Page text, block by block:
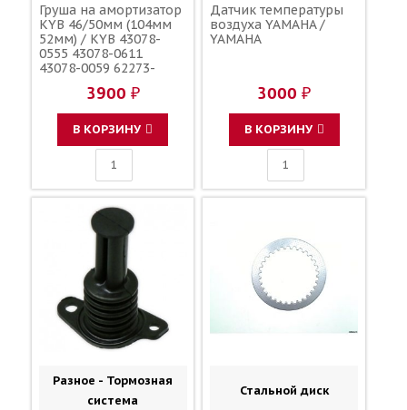
Груша на амортизатор
KYB 46/50мм (104мм
52мм) / KYB 43078-
0555 43078-0611
43078-0059 62273-
3900 ₽
В КОРЗИНУ
Датчик температуры
воздуха YAMAHA /
YAMAHA
3000 ₽
В КОРЗИНУ
Разное - Тормозная
система
Стальной диск